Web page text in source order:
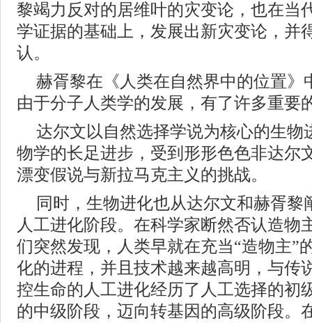
黎竭力反对的居维叶的灾变论，也在当
学证据的基础上，发展出新灾变论，并
认。
赫胥黎在《人类在自然界中的位置》
由于分子人类学的发展，有了许多重要
达尔文以自然选择学说为核心的生物
物学的长足进步，受到形形色色非达尔
漂变假说与新拉马克主义的挑战。
同时，生物进化也从达尔文和赫胥黎
人工进化阶段。在科学家断然否认造物
们突然发现，人类早就在充当“造物主”
化的进程，并且技术越来越高明，与传
控生命的人工进化经历了人工选择的初
的中级阶段，迈向转基因的高级阶段。